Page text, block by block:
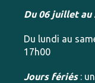
Du 06 juillet au
Du lundi au
17h00
Jours fériés: